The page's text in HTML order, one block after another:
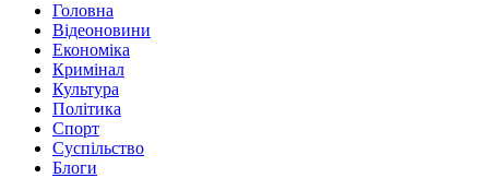
Головна
Відеоновини
Економіка
Кримінал
Культура
Політика
Спорт
Суспільство
Блоги